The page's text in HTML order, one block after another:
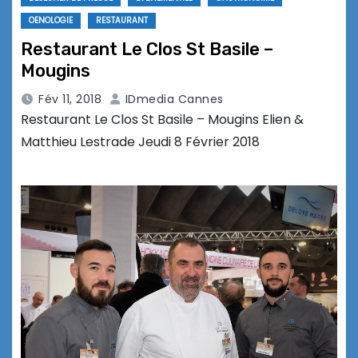
OENOLOGIE
RESTAURANT
Restaurant Le Clos St Basile –
Mougins
Fév 11, 2018 IDmedia Cannes
Restaurant Le Clos St Basile – Mougins Elien &
Matthieu Lestrade Jeudi 8 Février 2018